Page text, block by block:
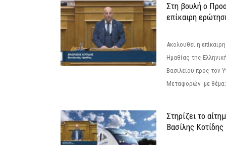
Στη βουλή ο
επίκαιρη
Ακολουθεί η
Ημαθίας της
Βασιλείου προς τον
Μεταφορών με θέμα:
Στηρίζει το
Βασίλης Κοτίδης